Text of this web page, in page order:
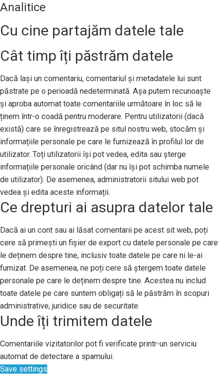
Analitice
Cu cine partajăm datele tale
Cât timp îți păstrăm datele
Dacă lași un comentariu, comentariul și metadatele lui sunt
păstrate pe o perioadă nedeterminată. Așa putem recunoaște
și aproba automat toate comentariile următoare în loc să le
ținem într-o coadă pentru moderare. Pentru utilizatorii (dacă
există) care se înregistrează pe situl nostru web, stocăm și
informațiile personale pe care le furnizează în profilul lor de
utilizator. Toți utilizatorii își pot vedea, edita sau șterge
informațiile personale oricând (dar nu își pot schimba numele
de utilizator). De asemenea, administratorii sitului web pot
vedea și edita aceste informații.
Ce drepturi ai asupra datelor tale
Dacă ai un cont sau ai lăsat comentarii pe acest sit web, poți
cere să primești un fișier de export cu datele personale pe care
le deținem despre tine, inclusiv toate datele pe care ni le-ai
furnizat. De asemenea, ne poți cere să ștergem toate datele
personale pe care le deținem despre tine. Acestea nu includ
toate datele pe care suntem obligați să le păstrăm în scopuri
administrative, juridice sau de securitate.
Unde îți trimitem datele
Comentariile vizitatorilor pot fi verificate printr-un serviciu
automat de detectare a spamului.
Save settings